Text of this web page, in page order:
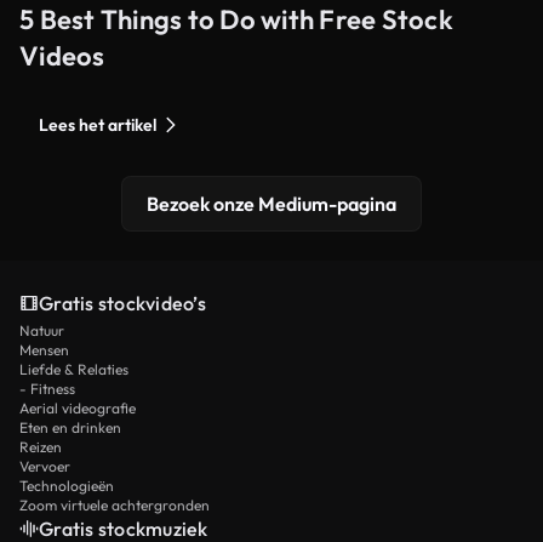
5 Best Things to Do with Free Stock
Videos
Lees het artikel
Bezoek onze Medium-pagina
Gratis stockvideo’s
Natuur
Mensen
Liefde & Relaties
- Fitness
Aerial videografie
Eten en drinken
Reizen
Vervoer
Technologieën
Zoom virtuele achtergronden
Gratis stockmuziek